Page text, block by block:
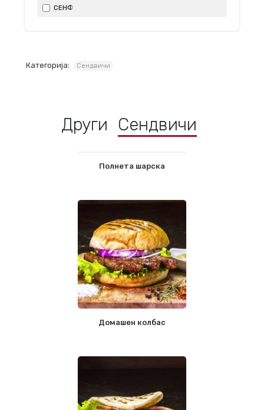
СЕНФ
Категорија: Сендвичи
Други Сендвичи
Полнета шарска
Домашен колбас